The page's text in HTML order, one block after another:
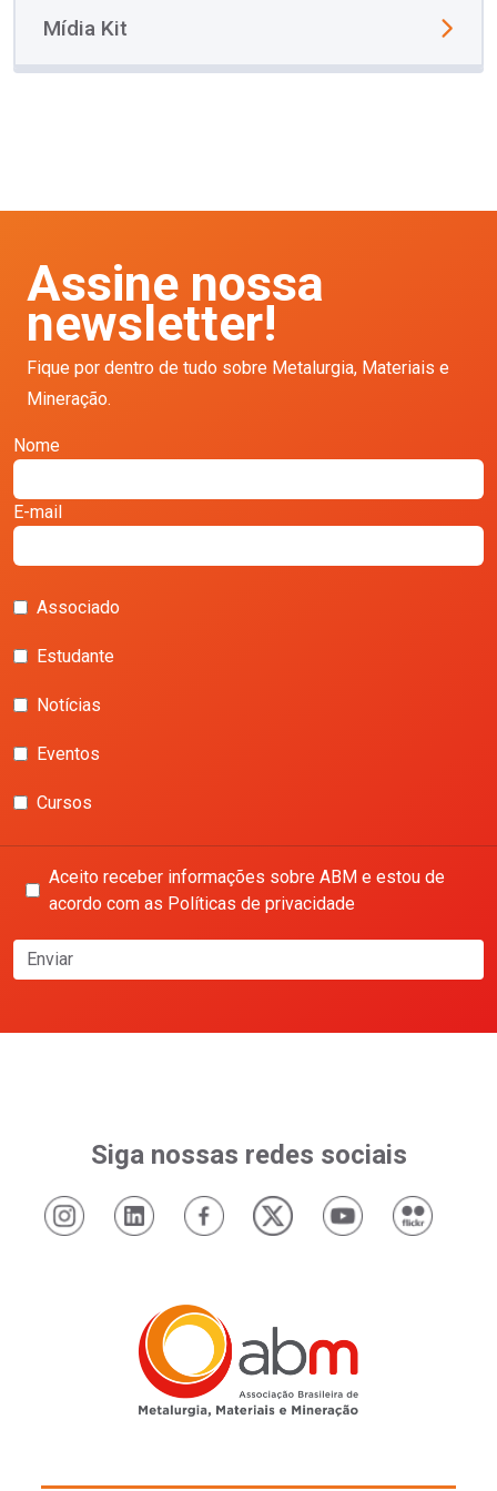
Mídia Kit
Assine nossa
newsletter!
Fique por dentro de tudo sobre Metalurgia, Materiais e
Mineração.
Nome
E-mail
Associado
Estudante
Notícias
Eventos
Cursos
Aceito receber informações sobre ABM e estou de
acordo com as Políticas de privacidade
Enviar
Siga nossas redes sociais